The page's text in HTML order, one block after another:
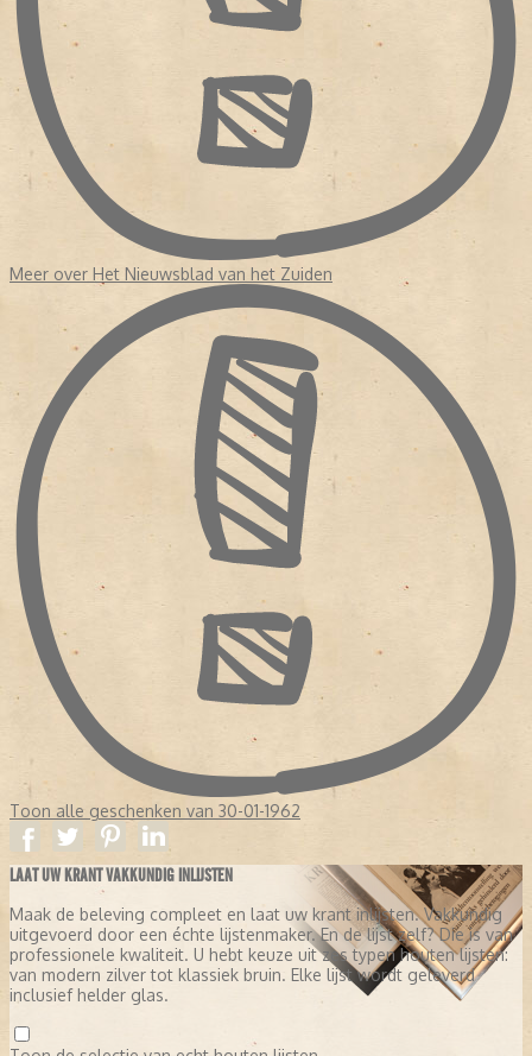
Meer over Het Nieuwsblad van het Zuiden
Toon alle geschenken van 30-01-1962
LAAT UW KRANT VAKKUNDIG INLIJSTEN
Maak de beleving compleet en laat uw krant inlijsten. Vakkundig
uitgevoerd door een échte lijstenmaker. En de lijst zelf? Die is van
professionele kwaliteit. U hebt keuze uit zes typen houten lijsten:
van modern zilver tot klassiek bruin. Elke lijst wordt geleverd
inclusief helder glas.